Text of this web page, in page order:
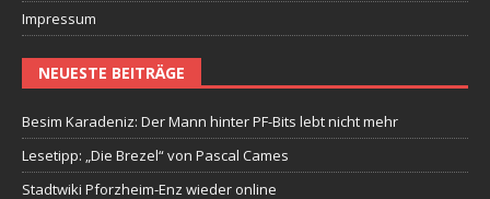
Impressum
NEUESTE BEITRÄGE
Besim Karadeniz: Der Mann hinter PF-Bits lebt nicht mehr
Lesetipp: „Die Brezel“ von Pascal Cames
Stadtwiki Pforzheim-Enz wieder online